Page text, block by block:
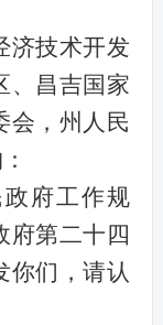
济技术开发
、昌吉国家
会，州人民
府工作规
府第二十四
你们，请认